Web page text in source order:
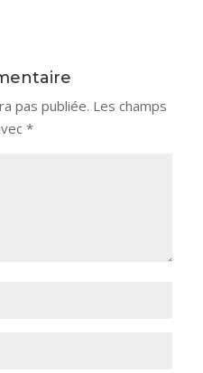
pas publiée. Les champs
*